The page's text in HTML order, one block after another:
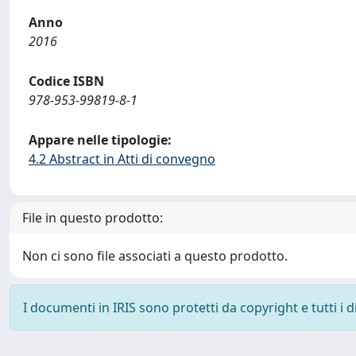
Anno
2016
Codice ISBN
978-953-99819-8-1
Appare nelle tipologie:
4.2 Abstract in Atti di convegno
File in questo prodotto:
Non ci sono file associati a questo prodotto.
I documenti in IRIS sono protetti da copyright e tutti i